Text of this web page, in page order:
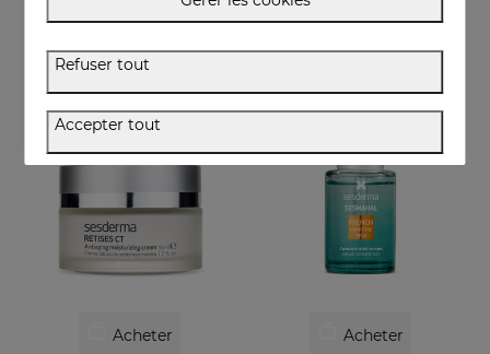
59.95 € 81.95 €
Acheter Acheter
Refuser tout
Accepter tout